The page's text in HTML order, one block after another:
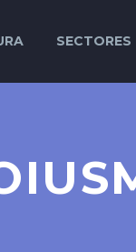
SECTORES